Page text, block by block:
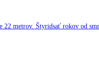
22 metrov. Štyridsať rokov od